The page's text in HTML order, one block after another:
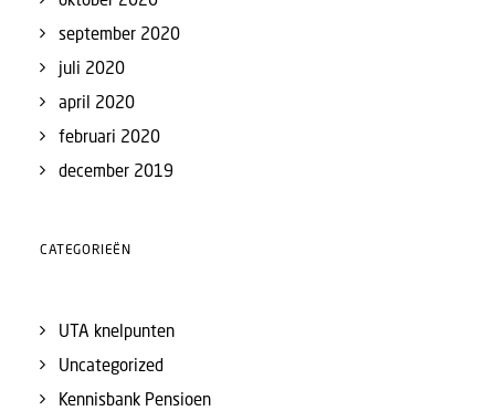
september 2020
juli 2020
april 2020
februari 2020
december 2019
CATEGORIEËN
UTA knelpunten
Uncategorized
Kennisbank Pensioen